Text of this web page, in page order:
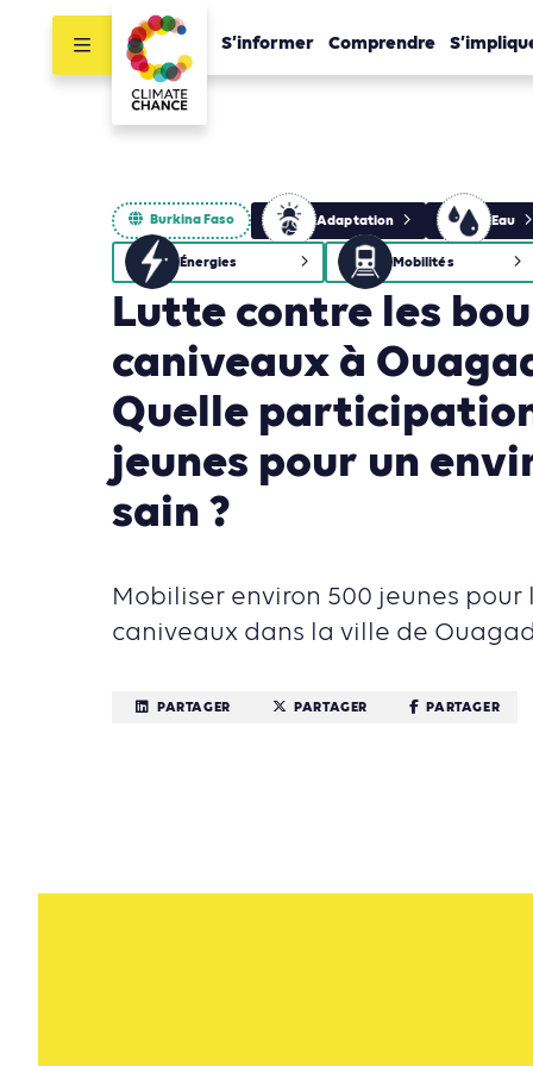
S’informer Comprendre
Burkina Faso Adaptation Eau
Énergies Mobilités
Lutte contre les
caniveaux à
Quelle
jeunes pour un
sain ?
Mobiliser environ 500 jeunes pour
caniveaux dans la ville de
PARTAGER PARTAGER PARTAGER